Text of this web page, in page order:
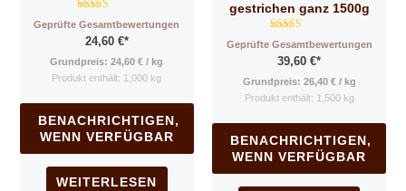
Bewertet mit
4.82
von 5
Geprüfte Gesamtbewertungen
24,60 €*
Grundpreis:24,60€ / kg
Produkt enthält: 1,000 kg
BENACHRICHTIGEN,
WENN VERFÜGBAR
WEITERLESEN
gestrichen ganz 1500g
Bewertet mit
5.00
von 5
Geprüfte Gesamtbewertungen
39,60€*
Grundpreis: 26,40 €/ kg
Produkt enthält: 1,500 kg
BENACHRICHTIGEN,
WENN VERFÜGBAR